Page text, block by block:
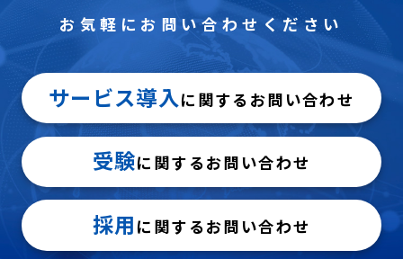
お気軽にお問い合わせください
サービス導入に関するお問い合わせ
受験に関するお問い合わせ
採用 に関するお問い合わせ